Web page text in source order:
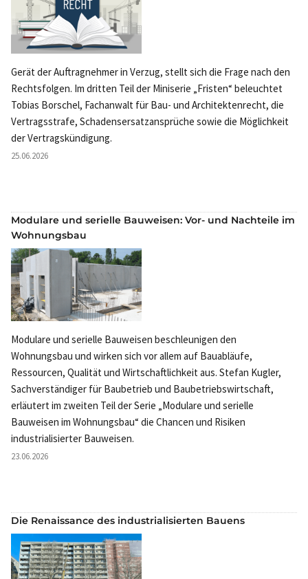
Gerät der Auftragnehmer in Verzug, stellt sich die Frage nach den
Rechtsfolgen. Im dritten Teil der Miniserie „Fristen“ beleuchtet
Tobias Borschel, Fachanwalt für Bau- und Architektenrecht, die
Vertragsstrafe, Schadensersatzansprüche sowie die Möglichkeit
der Vertragskündigung.
25.06.2026
Modulare und serielle Bauweisen: Vor- und Nachteile im
Wohnungsbau
Modulare und serielle Bauweisen beschleunigen den
Wohnungsbau und wirken sich vor allem auf Bauabläufe,
Ressourcen, Qualität und Wirtschaftlichkeit aus. Stefan Kugler,
Sachverständiger für Baubetrieb und Baubetriebswirtschaft,
erläutert im zweiten Teil der Serie „Modulare und serielle
Bauweisen im Wohnungsbau“ die Chancen und Risiken
industrialisierter Bauweisen.
23.06.2026
Die Renaissance des industrialisierten Bauens